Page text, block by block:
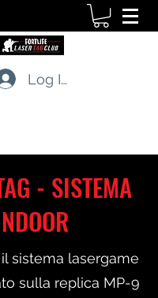
Log In
- SISTEMA
sistema lasergame
sulla replica MP-9